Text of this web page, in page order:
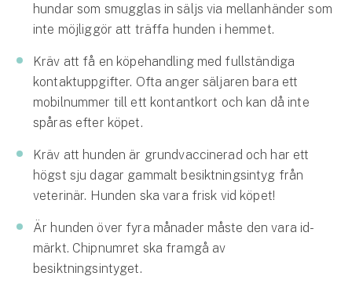
hundar som smugglas in säljs via mellanhänder som
inte möjliggör att träffa hunden i hemmet.
Kräv att få en köpehandling med fullständiga
kontaktuppgifter. Ofta anger säljaren bara ett
mobilnummer till ett kontantkort och kan då inte
spåras efter köpet.
Kräv att hunden är grundvaccinerad och har ett
högst sju dagar gammalt besiktningsintyg från
veterinär. Hunden ska vara frisk vid köpet!
Är hunden över fyra månader måste den vara id-
märkt. Chipnumret ska framgå av
besiktningsintyget.